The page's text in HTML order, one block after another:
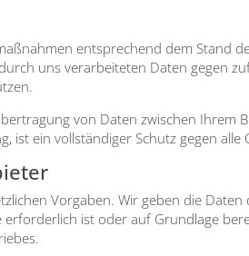
ent­spre­chend dem Stand
uns ver­ar­bei­te­ten Daten gegen
von Daten zwi­schen Ihrem
ist ein voll­stän­di­ger Schutz gegen alle
Vor­ga­ben. Wir geben die
ist oder auf Grund­la­ge